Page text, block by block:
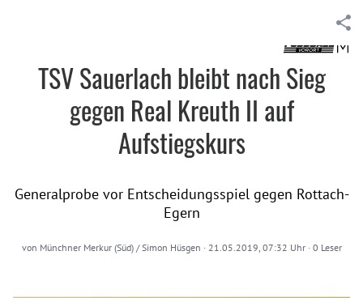
TSV Sauerlach bleibt nach Sieg
gegen Real Kreuth II auf
Aufstiegskurs
Generalprobe vor Entscheidungsspiel gegen Rottach-
Egern
von Münchner Merkur (Süd) / Simon Hüsgen · 21.05.2019, 07:32 Uhr· 0 Leser